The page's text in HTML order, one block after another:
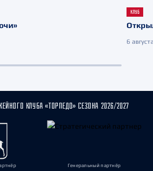
КЛУБ
6
КЛУБА «ТОРПЕДО» СЕЗОНА 2026/2027
Генеральный партнёр